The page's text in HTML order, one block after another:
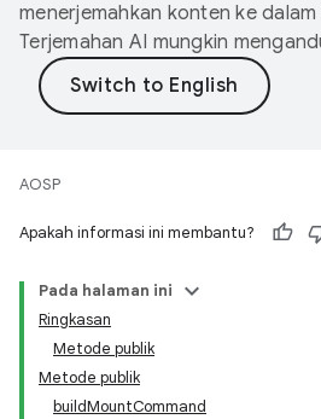
menerjemahkan konten ke
Terjemahan AI mungkin
AOSP
Apakah informasi ini membantu?
Pada halaman ini
Ringkasan
Metode publik
Metode publik
buildMountCommand